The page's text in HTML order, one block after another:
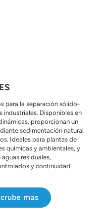
para la separación sólido-
industriales. Disponibles en
proporcionan un
sedimentación natural
Ideales para plantas de
químicas y ambientales, y
residuales,
y continuidad
mas